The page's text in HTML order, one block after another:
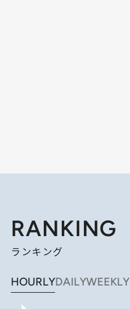
RANKING
ランキング
HOURLYDAILYWEEKLY